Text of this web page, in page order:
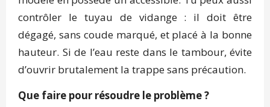
contrôler le tuyau de vidange : il doit être
dégagé, sans coude marqué, et placé à la bonne
hauteur. Si de l’eau reste dans le tambour, évite
d’ouvrir brutalement la trappe sans précaution.
Que faire pour résoudre le problème ?